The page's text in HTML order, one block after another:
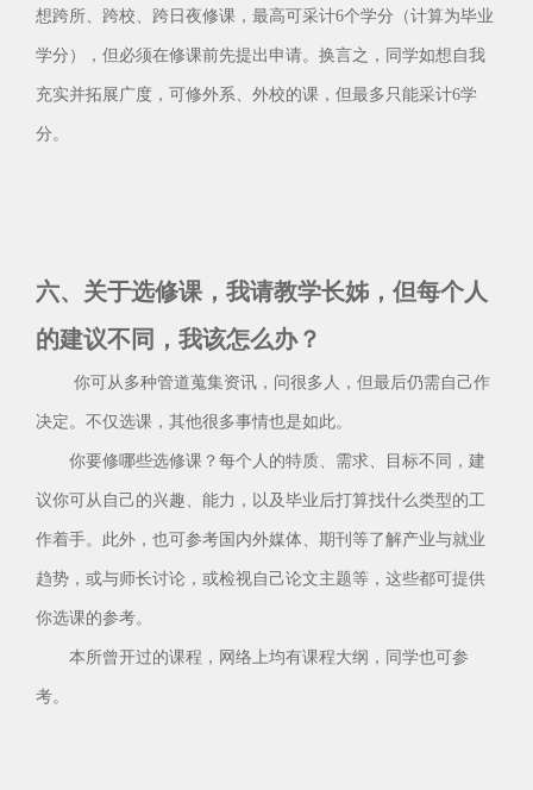
想跨所、跨校、跨日夜修课，最高可采计6个学分（计算为毕业
学分），但必须在修课前先提出申请。换言之，同学如想自我
充实并拓展广度，可修外系、外校的课，但最多只能采计6学
分。
六、关于选修课，我请教学长姊，但每个人
的建议不同，我该怎么办？
你可从多种管道蒐集资讯，问很多人，但最后仍需自己作
决定。不仅选课，其他很多事情也是如此。
你要修哪些选修课？每个人的特质、需求、目标不同，建
议你可从自己的兴趣、能力，以及毕业后打算找什么类型的工
作着手。此外，也可参考国内外媒体、期刊等了解产业与就业
趋势，或与师长讨论，或检视自己论文主题等，这些都可提供
你选课的参考。
本所曾开过的课程，网络上均有课程大纲，同学也可参
考。